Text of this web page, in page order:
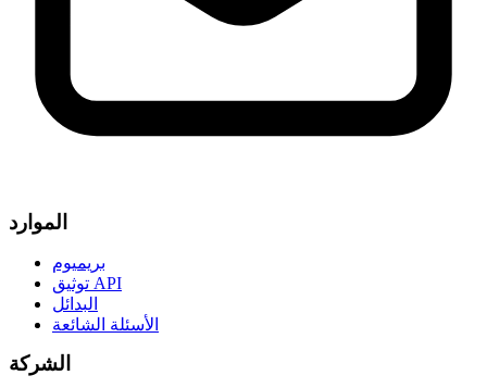
الموارد
بريميوم
توثيق API
البدائل
الأسئلة الشائعة
الشركة